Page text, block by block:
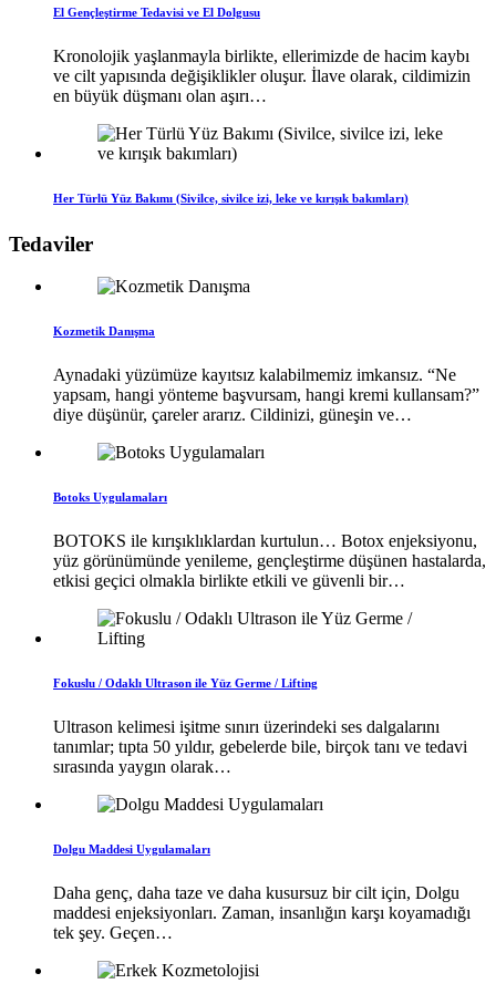
El Gençleştirme Tedavisi ve El Dolgusu
Kronolojik yaşlanmayla birlikte, ellerimizde de hacim kaybı
ve cilt yapısında değişiklikler oluşur. İlave olarak, cildimizin
en büyük düşmanı olan aşırı…
Her Türlü Yüz Bakımı (Sivilce, sivilce izi, leke ve kırışık bakımları)
Tedaviler
Kozmetik Danışma
Aynadaki yüzümüze kayıtsız kalabilmemiz imkansız. “Ne
yapsam, hangi yönteme başvursam, hangi kremi kullansam?”
diye düşünür, çareler ararız. Cildinizi, güneşin ve…
Botoks Uygulamaları
BOTOKS ile kırışıklıklardan kurtulun… Botox enjeksiyonu,
yüz görünümünde yenileme, gençleştirme düşünen hastalarda,
etkisi geçici olmakla birlikte etkili ve güvenli bir…
Fokuslu / Odaklı Ultrason ile Yüz Germe / Lifting
Ultrason kelimesi işitme sınırı üzerindeki ses dalgalarını
tanımlar; tıpta 50 yıldır, gebelerde bile, birçok tanı ve tedavi
sırasında yaygın olarak…
Dolgu Maddesi Uygulamaları
Daha genç, daha taze ve daha kusursuz bir cilt için, Dolgu
maddesi enjeksiyonları. Zaman, insanlığın karşı koyamadığı
tek şey. Geçen…